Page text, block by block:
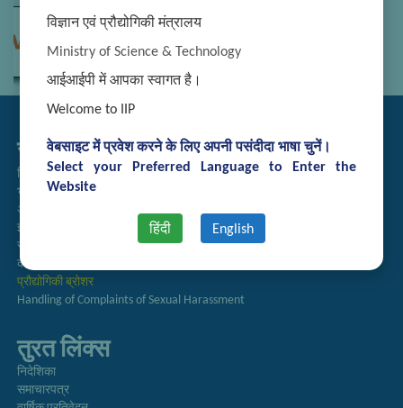
विज्ञान एवं प्रौद्योगिकी मंत्रालय
Ministry of Science & Technology
आईआईपी में आपका स्वागत है।
Welcome to IIP
वेबसाइट में प्रवेश करने के लिए अपनी पसंदीदा भाषा चुनें।
Select your Preferred Language to Enter the
Website
हिंदी English
सम्बद्ध लिंक्स
निविदा प्रबंधन
भर्ती
अतिथि गृह आरक्षण
इंट्रानेट
संग्रह
कर्मचारी खोज
प्रौद्योगिकी ब्रोशर
Handling of Complaints of Sexual Harassment
तुरत लिंक्स
निदेशिका
समाचारपत्र